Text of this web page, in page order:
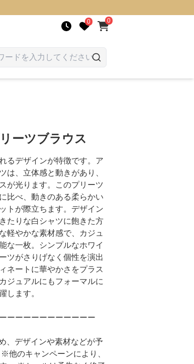
0 0
ーツブラウス
るデザインが特徴です。ア
は、立体感と動きがあり、
が光ります。このプリーツ
比べ、動きのある柔らかい
トが際立ちます。デザイン
たりな白シャツに飽きた方
軽やかな素材感で、カジュ
な一枚。シンプルなホワイ
ツがさりげなく個性を演出
ネートに華やかさをプラス
ジュアルにもフォーマルに
します。
ーーーーーーーーーーー
、デザインや素材などが予
他のキャンペーンにより、